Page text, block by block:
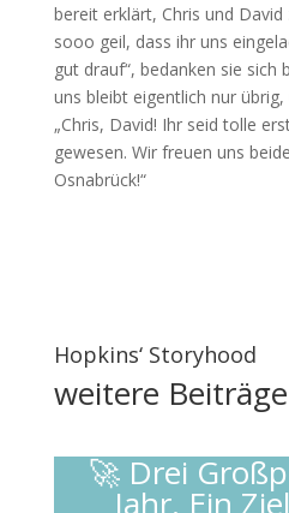
bereit erklärt, Chris und
sooo geil, dass ihr uns
gut drauf“, bedanken sie sich
uns bleibt eigentlich nur
„Chris, David! Ihr seid tolle
gewesen. Wir freuen uns
Osnabrück!“
Hopkins‘ Storyhood
weitere Beiträge
🚀 Drei
Jahr. Ein